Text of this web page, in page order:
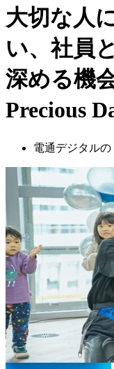
大切な人
い、社員
深める機
Precious
電通デジタルの